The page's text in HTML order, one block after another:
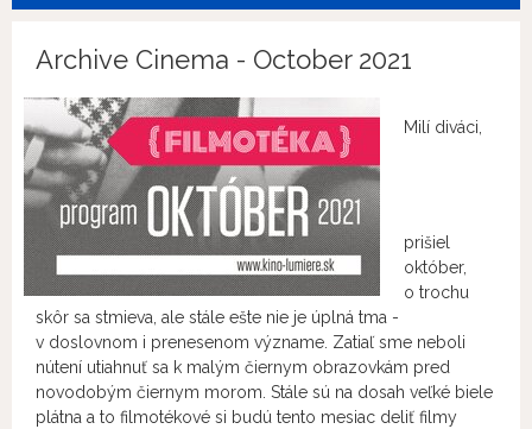
Archive Cinema - October 2021
Milí diváci,
prišiel
október,
o trochu
skôr sa stmieva, ale stále ešte nie je úplná tma -
v doslovnom i prenesenom význame. Zatiaľ sme neboli
nútení utiahnuť sa k malým čiernym obrazovkám pred
novodobým čiernym morom. Stále sú na dosah veľké biele
plátna a to filmotékové si budú tento mesiac deliť filmy